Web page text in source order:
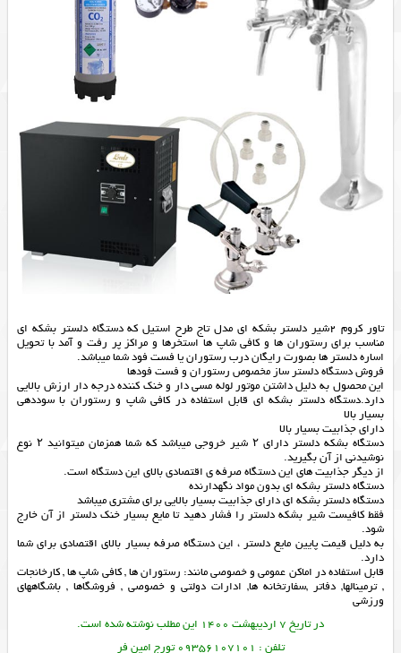
تاور كروم 2شير دلستر بشکه ای مدل تاج طرح استیل که دستگاه دلستر بشكه اي
مناسب براي رستوران ها و كافي شاپ ها استخرها و مراكز پر رفت و آمد با تحويل
اساره دلستر ها بصورت رايگان درب رستوران يا فست فود شما ميباشد.
فروش دستگاه دلستر ساز مخصوص رستوران و فست فودها
این محصول به دلیل داشتن موتور لوله مسی دار و خنک کننده درجه دار ارزش بالایی
دارد.دستگاه دلستر بشکه ای قابل استفاده در کافی شاپ و رستوران با سوددهی
بسیار بالا
دارای جذابیت بسیار بالا
دستگاه بشکه دلستر دارای ۲ شیر خروجی میباشد که شما همزمان میتوانید ۲ نوع
نوشیدنی از آن بگیرید.
از دیگر جذابیت های این دستگاه صرفه ی اقتصادی بالای این دستگاه است.
دستگاه دلستر بشکه ای بدون مواد نگهدارنده
دستگاه دلستر بشکه ای دارای جذابیت بسیار بالایی برای مشتری میباشد
فقط کافیست شیر بشکه دلستر را فشار دهید تا مایع بسیار خنک دلستر از آن خارج
شود.
به دلیل قیمت پایین مایع دلستر ، این دستگاه صرفه بسیار بالای اقتصادی برای شما
دارد.
قابل استفاده در اماکن عمومی و خصوصی مانند: رستوران ها , کافی شاپ ها , کارخانجات
, ترمینالها, دفاتر ,سفارتخانه ها, ادارات دولتی و خصوصی , فروشگاها , باشگاههای
ورزشی
در تاریخ 7 اردیبهشت 1400 این مطلب نوشته شده است.
تلفن : 09356107101 تورج امین فر